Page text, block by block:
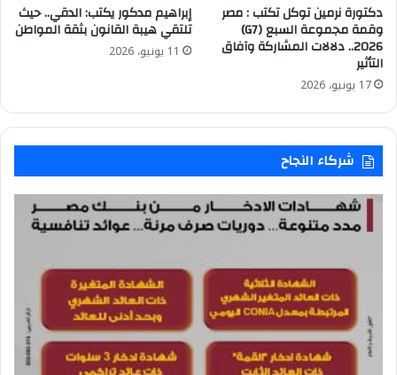
دكتورة نرمين توكل تكتب : مصر
وقمة مجموعة السبع (G7)
2026.. دلالات المشاركة وآفاق
التأثير
17 يونيو، 2026
إبراهيم مدكور يكتب: الدقي.. حيث
تلتقي هيبة القانون بثقة المواطن
11 يونيو، 2026
شركاء النجاح